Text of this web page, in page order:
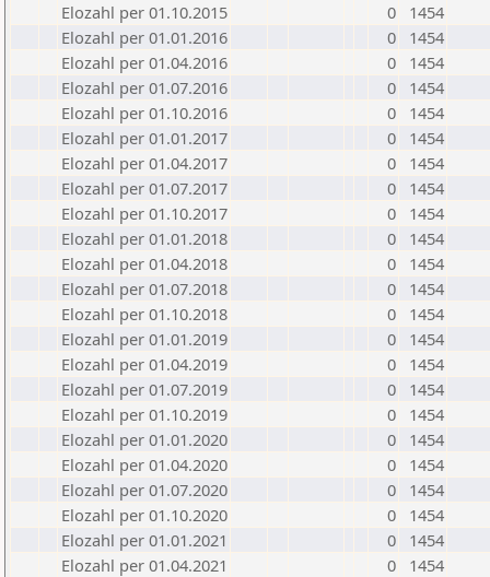
Elozahl per 01.10.2015
0
1454
Elozahl per 01.01.2016
0
1454
Elozahl per 01.04.2016
0
1454
Elozahl per 01.07.2016
0
1454
Elozahl per 01.10.2016
0
1454
Elozahl per 01.01.2017
0
1454
Elozahl per 01.04.2017
0
1454
Elozahl per 01.07.2017
0
1454
Elozahl per 01.10.2017
0
1454
Elozahl per 01.01.2018
0
1454
Elozahl per 01.04.2018
0
1454
Elozahl per 01.07.2018
0
1454
Elozahl per 01.10.2018
0
1454
Elozahl per 01.01.2019
0
1454
Elozahl per 01.04.2019
0
1454
Elozahl per 01.07.2019
0
1454
Elozahl per 01.10.2019
0
1454
Elozahl per 01.01.2020
0
1454
Elozahl per 01.04.2020
0
1454
Elozahl per 01.07.2020
0
1454
Elozahl per 01.10.2020
0
1454
Elozahl per 01.01.2021
0
1454
Elozahl per 01.04.2021
0
1454